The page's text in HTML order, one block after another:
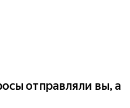
отправляли вы, а